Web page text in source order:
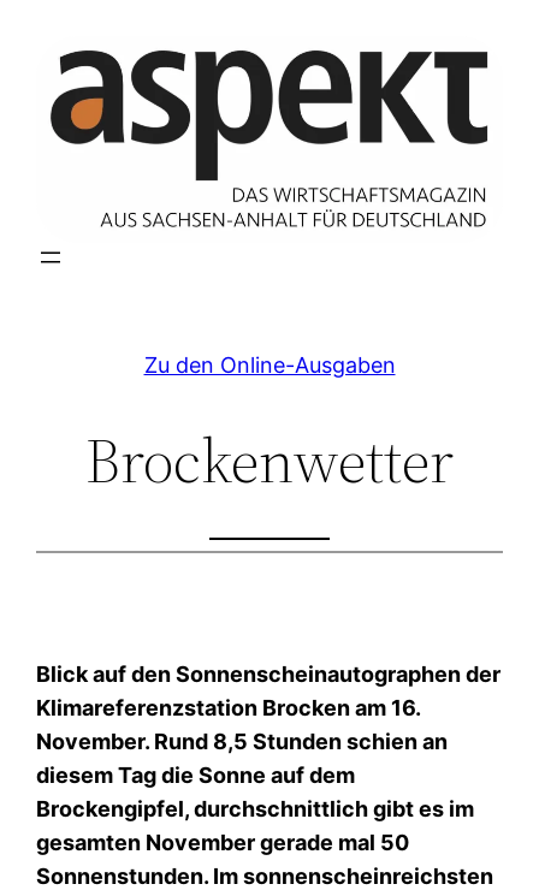
Inhalt
springen
Zu den Online-Ausgaben
Brockenwetter
Blick auf den Sonnenscheinautographen der
Klimareferenzstation Brocken am 16.
November. Rund 8,5 Stunden schien an
diesem Tag die Sonne auf dem
Brockengipfel, durchschnittlich gibt es im
gesamten November gerade mal 50
Sonnenstunden. Im sonnenscheinreichsten